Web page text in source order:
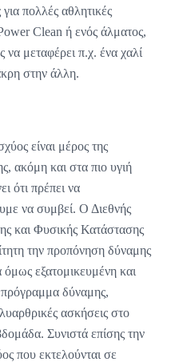
πολλές αθλητικές
Clean ή ενός άλματος,
να μεταφέρει π.χ. ένα χαλί
στην άλλη.
είναι μέρος της
ακόμη και στα πιο υγιή
ότι πρέπει να
να συμβεί. Ο Διεθνής
και Φυσικής Κατάστασης
την προπόνηση δύναμης
όμως εξατομικευμένη και
δύναμης,
ασκήσεις στο
Συνιστά επίσης την
που εκτελούνται σε